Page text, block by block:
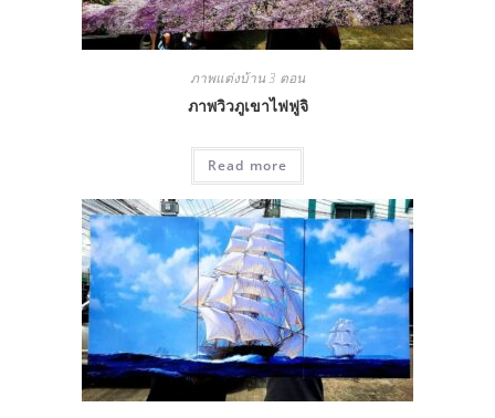
ภาพแต่งบ้าน 3 ตอน
ภาพวิวภูเขาไฟฟูจิ
Read more